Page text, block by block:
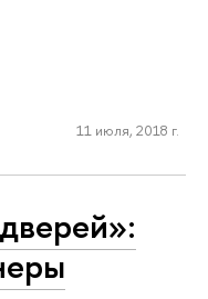
11 июля, 2018 г.